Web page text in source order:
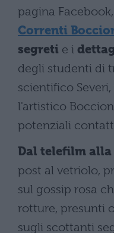
pagina
Correnti
segreti e i
degli studenti di
scientifico
l'artistico
potenziali
Dal telefilm alla
post al vetriolo,
sul gossip rosa
rotture, presunti
sugli scottanti